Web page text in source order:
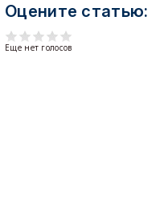
Оцените статью:
Еще нет голосов